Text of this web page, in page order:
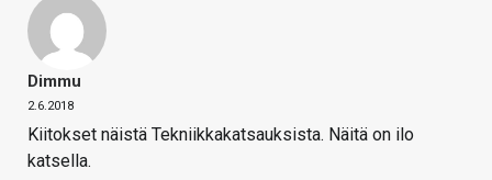
Dimmu
2.6.2018
Kiitokset näistä Tekniikkakatsauksista. Näitä on ilo
katsella.